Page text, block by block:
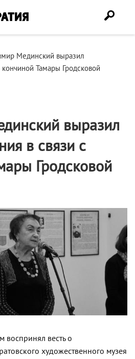
Мединский выразил
Тамары Гродсковой
выразил
в связи с
Гродсковой
воспринял весть о
художественного музея